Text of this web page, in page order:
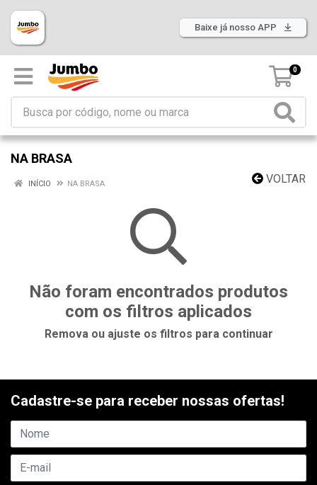
Baixe já nosso APP
0
NA BRASA
VOLTAR
INÍCIO NA BRASA
Não foram encontrados produtos
com os filtros aplicados
Remova ou ajuste os filtros para continuar
Cadastre-se para receber nossas ofertas!